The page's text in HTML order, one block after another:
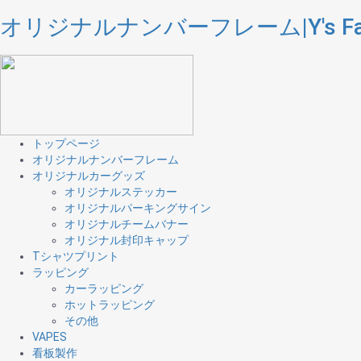
オリジナルナンバーフレーム|Y's
トップページ
オリジナルナンバーフレーム
オリジナルカーグッズ
オリジナルステッカー
オリジナルパーキングサイン
オリジナルチームバナー
オリジナル封印キャップ
Tシャツプリント
ラッピング
カーラッピング
ホットラッピング
その他
VAPES
看板製作